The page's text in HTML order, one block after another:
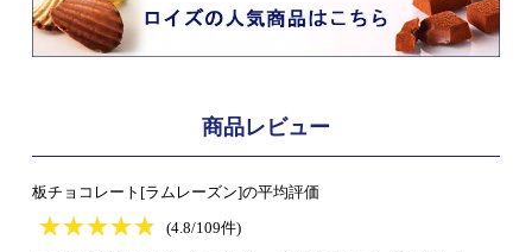
商品レビュー
板チョコレート[ラムレーズン]の平均評価
★★★★★
★★★★★
(4.8/109件)